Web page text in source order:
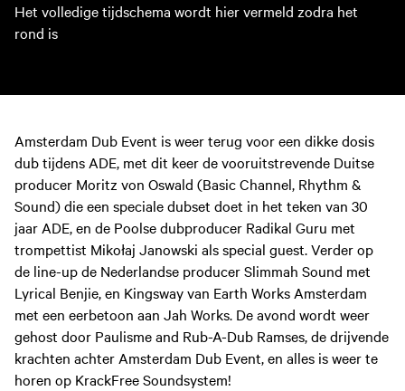
Het volledige tijdschema wordt hier vermeld zodra het
rond is
Amsterdam Dub Event is weer terug voor een dikke dosis
dub tijdens ADE, met dit keer de vooruitstrevende Duitse
producer Moritz von Oswald (Basic Channel, Rhythm &
Sound) die een speciale dubset doet in het teken van 30
jaar ADE, en de Poolse dubproducer Radikal Guru met
trompettist Mikołaj Janowski als special guest. Verder op
de line-up de Nederlandse producer Slimmah Sound met
Lyrical Benjie, en Kingsway van Earth Works Amsterdam
met een eerbetoon aan Jah Works. De avond wordt weer
gehost door Paulisme and Rub-A-Dub Ramses, de drijvende
krachten achter Amsterdam Dub Event, en alles is weer te
horen op KrackFree Soundsystem!